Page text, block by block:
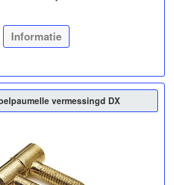
Informatie
vermessingd DX